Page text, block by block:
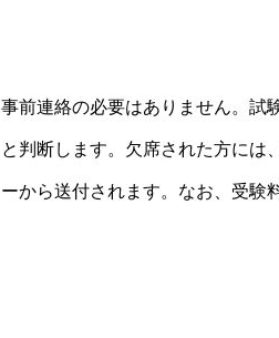
事前連絡の必要はありません。試
と判断します。欠席された方には
ーから送付されます。なお、受験